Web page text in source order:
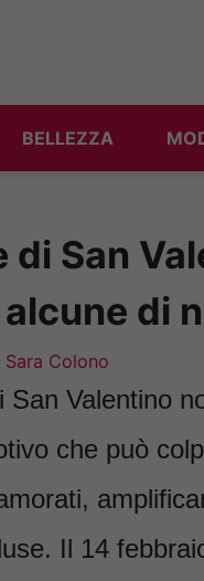
BELLEZZA
di San
di
Sara Colono
San Valentino
che può
Il 14